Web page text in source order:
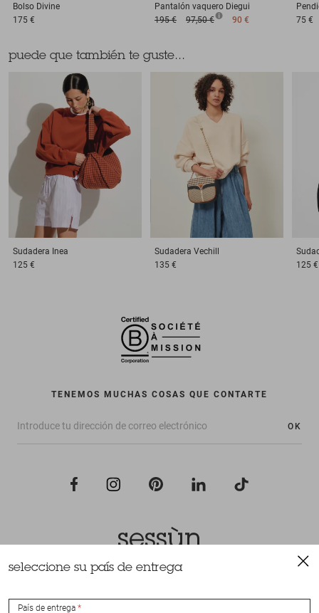
Bolso Divine
175 €
Pantalón vaquero Diegui
195 €
97,50 € 90 €
75 €
puede que también te guste...
Sudadera Inea
125 €
Sudadera Vechill
135 €
125 €
TENEMOS MUCHAS COSAS QUE CONTARTE
OK
Todos los derechos reservados Sessùn 2022
seleccione su país de entrega
País de entrega